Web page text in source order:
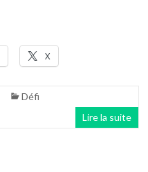
X
Défi
Lire la suite